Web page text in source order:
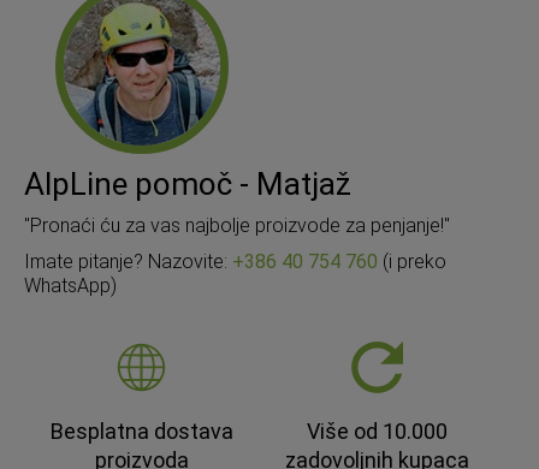
AlpLine pomoč - Matjaž
"Pronaći ću za vas najbolje proizvode za penjanje!"
Imate pitanje? Nazovite: +386 40 754 760 (i preko
WhatsApp)
Besplatna dostava
proizvoda
Više od 10.000
zadovoljnih kupaca